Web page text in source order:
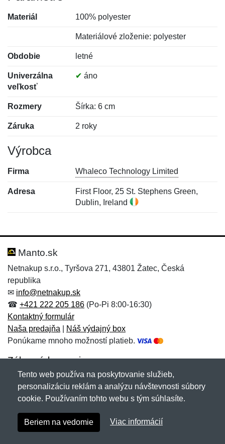
Materiál 100% polyester
Materiálové zloženie: polyester
Obdobie letné
Univerzálna
veľkosť
✔ áno
Rozmery Šírka: 6 cm
Záruka 2 roky
Výrobca
Firma Whaleco Technology Limited
Adresa
First Floor, 25 St. Stephens Green,
Dublin, Ireland
Hodnotenie:
Meno:*
E-mail:
Správa*
Meno:
E-mail:*
Správa*
Manto.sk
Netnakup s.r.o., Tyršova 271, 43801 Žatec, Česká
republika
✉ info@netnakup.sk
☎ +421 222 205 186 (Po-Pi 8:00-16:30)
Kontaktný formulár
Naša predajňa
Náš výdajný box
Ponúkame mnoho možností platieb.
Zákaznícky servis
Novinky emailom
Copyright © 2007-2026 (19 rokov s vami)Netnakup.sk
NetIQ. Všetky práva vyhradené.
Tento web používa na poskytovanie služieb,
personalizáciu reklám a analýzu návštevnosti súbory
cookie. Používaním tohto webu s tým súhlasíte.
Beriem na vedomie Viac informácií